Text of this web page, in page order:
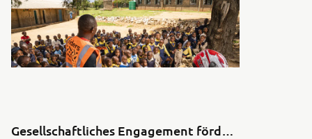
Gesellschaftliches Engagement fördern